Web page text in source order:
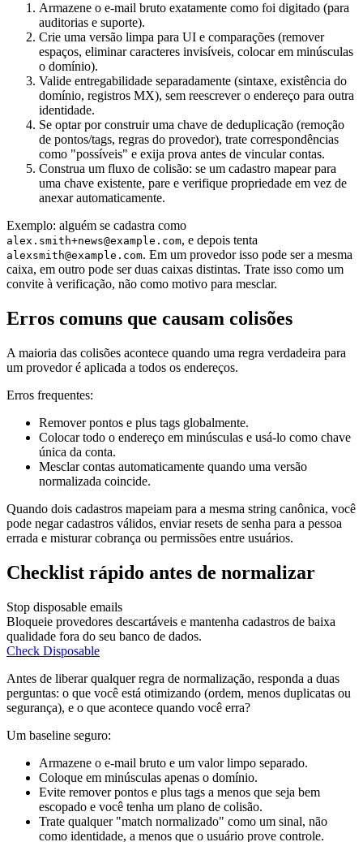
Armazene o e-mail bruto exatamente como foi digitado (para
auditorias e suporte).
Crie uma versão limpa para UI e comparações (remover
espaços, eliminar caracteres invisíveis, colocar em minúsculas
o domínio).
Valide entregabilidade separadamente (sintaxe, existência do
domínio, registros MX), sem reescrever o endereço para outra
identidade.
Se optar por construir uma chave de deduplicação (remoção
de pontos/tags, regras do provedor), trate correspondências
como "possíveis" e exija prova antes de vincular contas.
Construa um fluxo de colisão: se um cadastro mapear para
uma chave existente, pare e verifique propriedade em vez de
anexar automaticamente.
Exemplo: alguém se cadastra como
alex.smith+news@example.com, e depois tenta
alexsmith@example.com. Em um provedor isso pode ser a mesma
caixa, em outro pode ser duas caixas distintas. Trate isso como um
convite à verificação, não como motivo para mesclar.
Erros comuns que causam colisões
A maioria das colisões acontece quando uma regra verdadeira para
um provedor é aplicada a todos os endereços.
Erros frequentes:
Remover pontos e plus tags globalmente.
Colocar todo o endereço em minúsculas e usá-lo como chave
única da conta.
Mesclar contas automaticamente quando uma versão
normalizada coincide.
Quando dois cadastros mapeiam para a mesma string canônica, você
pode negar cadastros válidos, enviar resets de senha para a pessoa
errada e misturar cobrança ou permissões entre usuários.
Checklist rápido antes de normalizar
Stop disposable emails
Bloqueie provedores descartáveis e mantenha cadastros de baixa
qualidade fora do seu banco de dados.
Check Disposable
Antes de liberar qualquer regra de normalização, responda a duas
perguntas: o que você está otimizando (ordem, menos duplicatas ou
segurança), e o que acontece quando você erra?
Um baseline seguro:
Armazene o e-mail bruto e um valor limpo separado.
Coloque em minúsculas apenas o domínio.
Evite remover pontos e plus tags a menos que seja bem
escopado e você tenha um plano de colisão.
Trate qualquer "match normalizado" como um sinal, não
como identidade, a menos que o usuário prove controle.